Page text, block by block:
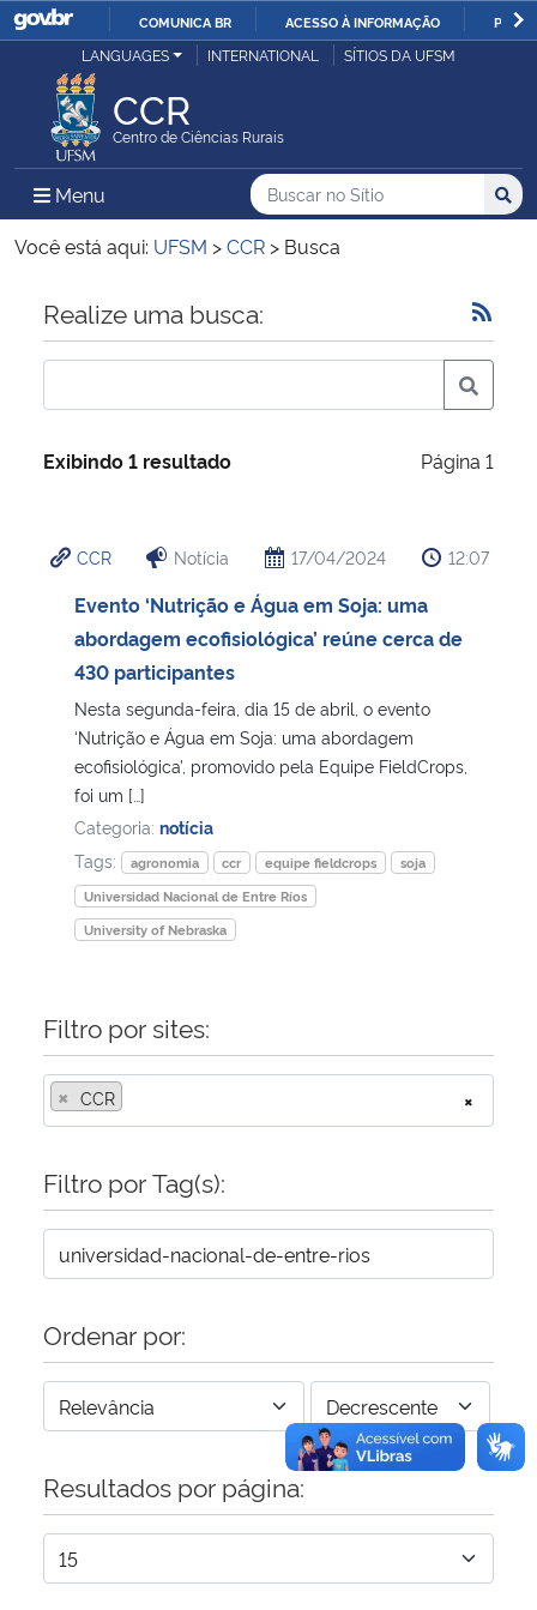
IR
COMUNICA BR ACESSO À INFORMAÇÃO
Ministério da Justiça e Segurança Pública
Ministério da Defesa
Ministério das Relações Exteriores
Ministério da Economia
Ministério da Infraestrutura
Ministério da Cidadania
Ministério de Minas e Energia
Ministério da Ciência, Tecnologia, Inovações e Comunicações
Ministério do Turismo
Ministério do Desenvolvimento Regional
Secretaria-Geral
Secretaria de Governo
Gabinete de Segurança Institucional
Banco Central do Brasil
LANGUAGES INTERNATIONAL SÍTIOS DA UFSM
CCR
Centro de Ciências Rurais
Menu Menu Principal do Sítio
Busca
Buscar no no Sítio
Busca:
Você está aqui: UFSM >CCR > Busca
Início do conteúdo
Realize uma busca:
Exibindo 1 resultado Página 1
CCR Notícia 17/04/2024 12:07
Evento ‘Nutrição e Água em Soja: uma
abordagem ecofisiológica’ reúne cerca de
430 participantes
Nesta segunda-feira, dia 15 de abril, o evento
‘Nutrição e Água em Soja: uma abordagem
ecofisiológica’, promovido pela Equipe FieldCrops,
foi um […]
Categoria: notícia
Tags:
agronomia ccr equipe fieldcrops
soja
Universidad Nacional de Entre Ríos
University of Nebraska
Filtro por sites:
×
× CCR
Filtro por Tag(s):
Ordenar por:
Resultados por página: